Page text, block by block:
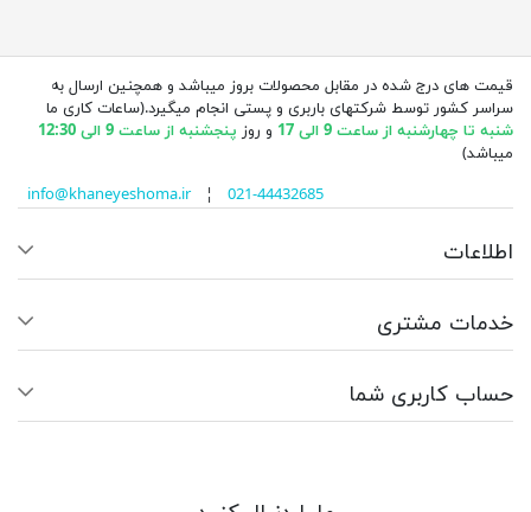
قیمت های درج شده در مقابل محصولات بروز میباشد و همچنین ارسال به
سراسر کشور توسط شرکتهای باربری و پستی انجام میگیرد.(ساعات کاری ما
شنبه تا چهارشنبه از ساعت 9 الی 17
و روز پنجشنبه از ساعت 9 الی 12:30
میباشد)
info@khaneyeshoma.ir¦ 021-44432685
اطلاعات
خدمات مشتری
حساب کاربری شما